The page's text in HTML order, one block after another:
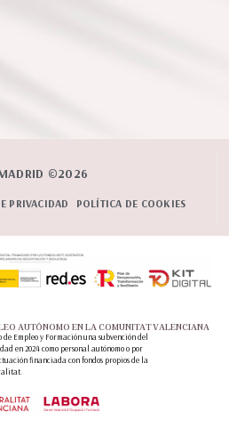
©2026
PRIVACIDAD POLÍTICA DE COOKIES
AUTÓNOMO EN LA COMUNITAT VALENCIANA
Empleo y Formación una subvención del
en 2024 como personal autónomo o por
financiada con fondos propios de la